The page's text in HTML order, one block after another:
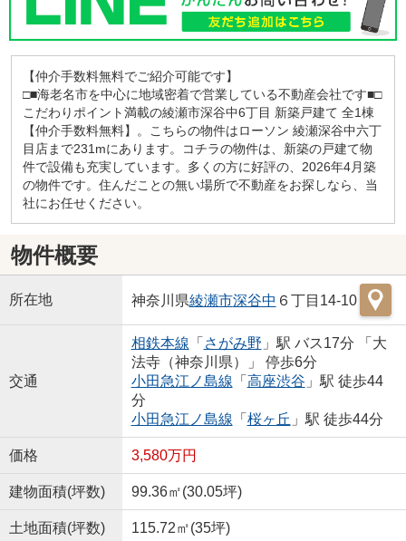
【仲介手数料無料でご紹介可能です】
□■海老名市を中心に地域密着で営業している不動産会社です■□
こだわりポイント満載の綾瀬市深谷中6丁目 新築戸建て 全1棟
【仲介手数料無料】。こちらの物件はローソン 綾瀬深谷中六丁
目店まで231mにあります。コチラの物件は、新築の戸建て物
件で設備も充実しています。多くの方に好評の、2026年4月築
の物件です。住んだことの無い場所で不動産をお探しなら、当
社にお任せください。
物件概要
所在地 神奈川県綾瀬市深谷中 ６丁目14-10
交通
相鉄本線 「 さがみ野 」駅 バス17分 「大
法寺（神奈川県）」 停歩6分
小田急江ノ島線 「 高座渋谷 」駅 徒歩44
分
小田急江ノ島線 「 桜ヶ丘 」駅 徒歩44分
価格 3,580万円
建物面積(坪数) 99.36㎡(30.05坪)
土地面積(坪数) 115.72㎡(35坪)